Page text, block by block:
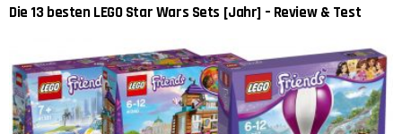
Die 13 besten LEGO Star Wars Sets [Jahr] – Review & Test